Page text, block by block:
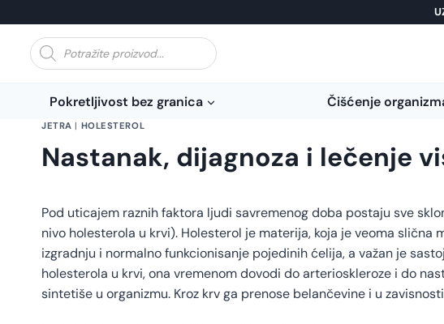
to
contentProducts
search
Pokretljivost bez granica Čišćenje
JETRA | HOLESTEROL
Nastanak, dijagnoza i lečenje
Pod uticajem raznih faktora ljudi savremenog doba postaju sve
nivo holesterola u krvi). Holesterol je materija, koja je veoma slična
izgradnju i normalno funkcionisanje pojedinih ćelija, a važan je
holesterola u krvi, ona vremenom dovodi do arterioskleroze i do
sintetiše u organizmu. Kroz krv ga prenose belančevine i u